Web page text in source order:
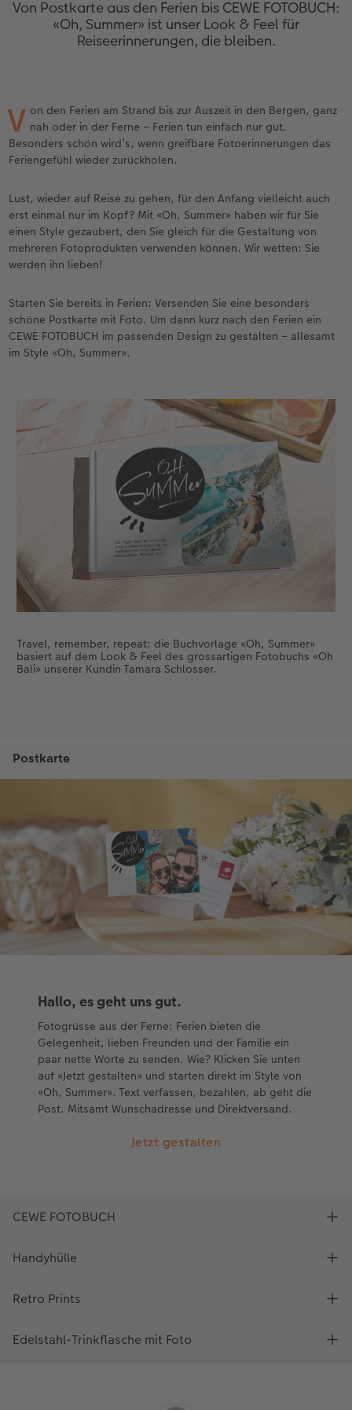
Personalisierter Schuber
Erinnerungstasche
Einband mit Leder und Leinen
Erste Schritte
Bestellwege
Webinare
Kundenbeispiele
Kundengeschichten
Coffeetable Book «Art Collection»
Nature Prints
Premium Poster
Fotosticker
Sofortfotos
Passfotos
Zubehör
Photo Streetmap Poster
Fotocollage
Acrylglas
Alu Dibond
Foto auf Holz
Gallery Print
Hartschaum
Mehrteiler
Wandgestaltung
Weitere Anlässe
Klappkarten
Postkarten
Einzelkarten im Direktversand
Dekoration
Spiele
Haustiere
Faber-Castell
Art Prints
Foto-Geschenkbox
Geschenkidee
CEWE Geschenkgutschein
Foto-Leckerlidose
Wandkalender mit Design
Wandkalender A4
Wandkalender A3
Tischkalender Quadratisch
Zubehör
Sofortgrusskarten
Sofortfotosets
Mehrteilige Sofortfotos
Biometrische Passfotos
Filiale finden
Zum Geburtstag
Muttertagsgeschenke
Fotogeschenke zum Osterfest
für Brautpaare
für den JGA
Hochzeit
Jahrbuch
Kundengeschichten
App
Von Postkarte aus den Ferien bis CEWE FOTOBUCH:
«Oh, Summer» ist unser Look & Feel für
Reiseerinnerungen, die bleiben.
V on den Ferien am Strand bis zur Auszeit in den Bergen, ganz
nah oder in der Ferne – Ferien tun einfach nur gut.
Besonders schön wird’s, wenn greifbare Fotoerinnerungen das
Feriengefühl wieder zurückholen.
Lust, wieder auf Reise zu gehen, für den Anfang vielleicht auch
erst einmal nur im Kopf? Mit «Oh, Summer» haben wir für Sie
einen Style gezaubert, den Sie gleich für die Gestaltung von
mehreren Fotoprodukten verwenden können. Wir wetten: Sie
werden ihn lieben!
Starten Sie bereits in Ferien: Versenden Sie eine besonders
schöne Postkarte mit Foto. Um dann kurz nach den Ferien ein
CEWE FOTOBUCH im passenden Design zu gestalten – allesamt
im Style «Oh, Summer».
Travel, remember, repeat: die Buchvorlage «Oh, Summer»
basiert auf dem Look & Feel des grossartigen Fotobuchs «Oh
Bali» unserer Kundin Tamara Schlosser.